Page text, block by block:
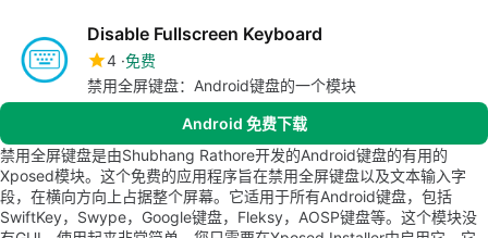
Disable Fullscreen Keyboard
4 免费
禁用全屏键盘：Android键盘的一个模块
Android 免费下载
禁用全屏键盘是由Shubhang Rathore开发的Android键盘的有用的
Xposed模块。这个免费的应用程序旨在禁用全屏键盘以及文本输入字
段，在横向方向上占据整个屏幕。它适用于所有Android键盘，包括
SwiftKey，Swype，Google键盘，Fleksy，AOSP键盘等。这个模块没